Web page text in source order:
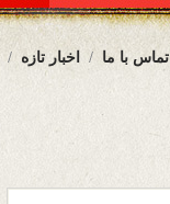
اخبار تازه تماس با ما